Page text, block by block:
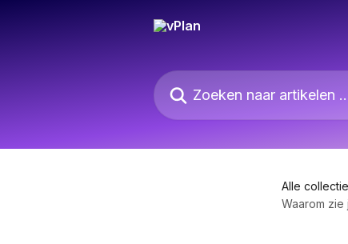
Zoeken naar artikelen ...
Alle
Waarom